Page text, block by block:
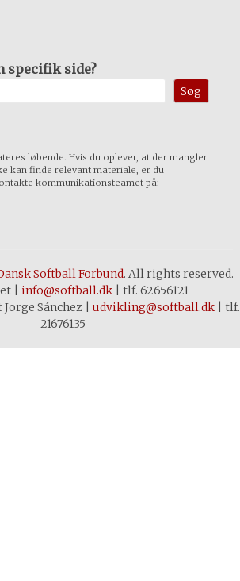
specifik side?
Søg
løbende. Hvis du oplever, at der mangler
kan finde relevant materiale, er du
kommunikationsteamet på:
Softball Forbund. All rights reserved.
info@softball.dk
tlf. 62656121
Sánchez
udvikling@softball.dk
tlf.
21676135